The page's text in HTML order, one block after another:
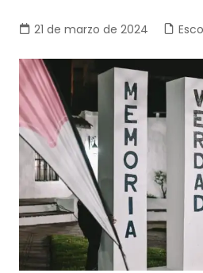
21 de marzo de 2024